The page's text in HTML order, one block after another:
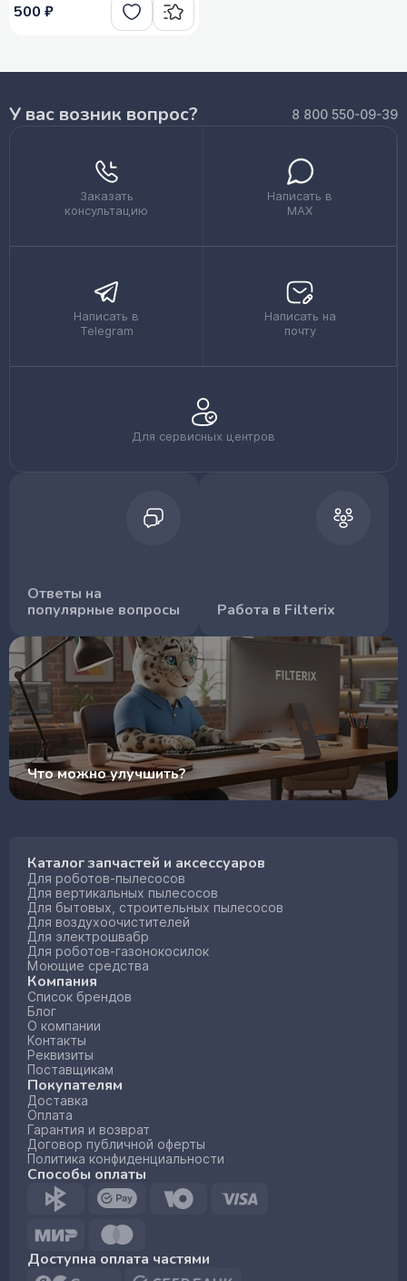
500 ₽
У вас возник вопрос? 8 800 550-09-39
Заказать
консультацию
Написать в
MAX
Написать в
Telegram
Написать на
почту
Для сервисных центров
Ответы на
популярные вопросы
Работа в Filterix
Что можно улучшить?
Каталог запчастей и аксессуаров
Для роботов-пылесосов
Для вертикальных пылесосов
Для бытовых, строительных пылесосов
Для воздухоочистителей
Для электрошвабр
Для роботов-газонокосилок
Моющие средства
Компания
Список брендов
Блог
О компании
Контакты
Реквизиты
Поставщикам
Покупателям
Доставка
Оплата
Гарантия и возврат
Договор публичной оферты
Политика конфиденциальности
Способы оплаты
Доступна оплата частями